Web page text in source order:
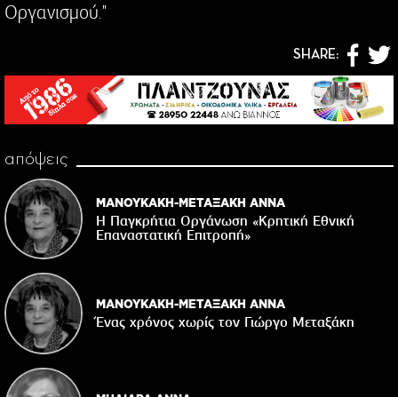
Οργανισμού."
SHARE:
απόψεις
ΜΑΝΟΥΚΑΚΗ-ΜΕΤΑΞΑΚΗ ΑΝΝΑ
Η Παγκρήτια Οργάνωση «Κρητική Εθνική
Επαναστατική Eπιτροπή»
ΜΑΝΟΥΚΑΚΗ-ΜΕΤΑΞΑΚΗ ΑΝΝΑ
Ένας χρόνος χωρίς τον Γιώργο Μεταξάκη